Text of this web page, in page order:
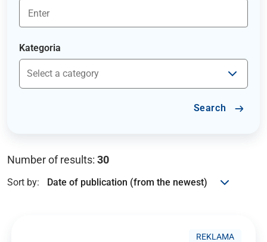
Kategoria
Search
Number of results: 30
Sort by:
REKLAMA